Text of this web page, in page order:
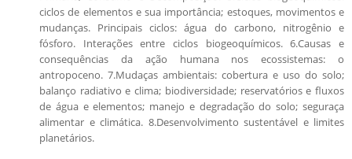
ciclos de elementos e sua importância; estoques, movimentos e
mudanças. Principais ciclos: água do carbono, nitrogênio e
fósforo. Interações entre ciclos biogeoquímicos. 6.Causas e
consequências da ação humana nos ecossistemas: o
antropoceno. 7.Mudaças ambientais: cobertura e uso do solo;
balanço radiativo e clima; biodiversidade; reservatórios e fluxos
de água e elementos; manejo e degradação do solo; seguraça
alimentar e climática. 8.Desenvolvimento sustentável e limites
planetários.